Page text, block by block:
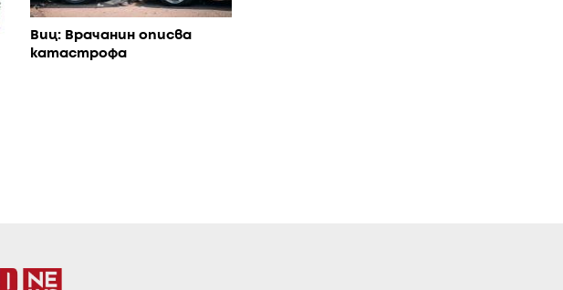
Виц: Врачанин описва
катастрофа